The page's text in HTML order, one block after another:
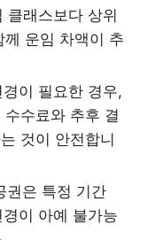
클래스보다 상위
운임 차액이 추
경이 필요한 경우,
수료와 추후 결
것이 안전합니
권은 특정 기간
이 아예 불가능